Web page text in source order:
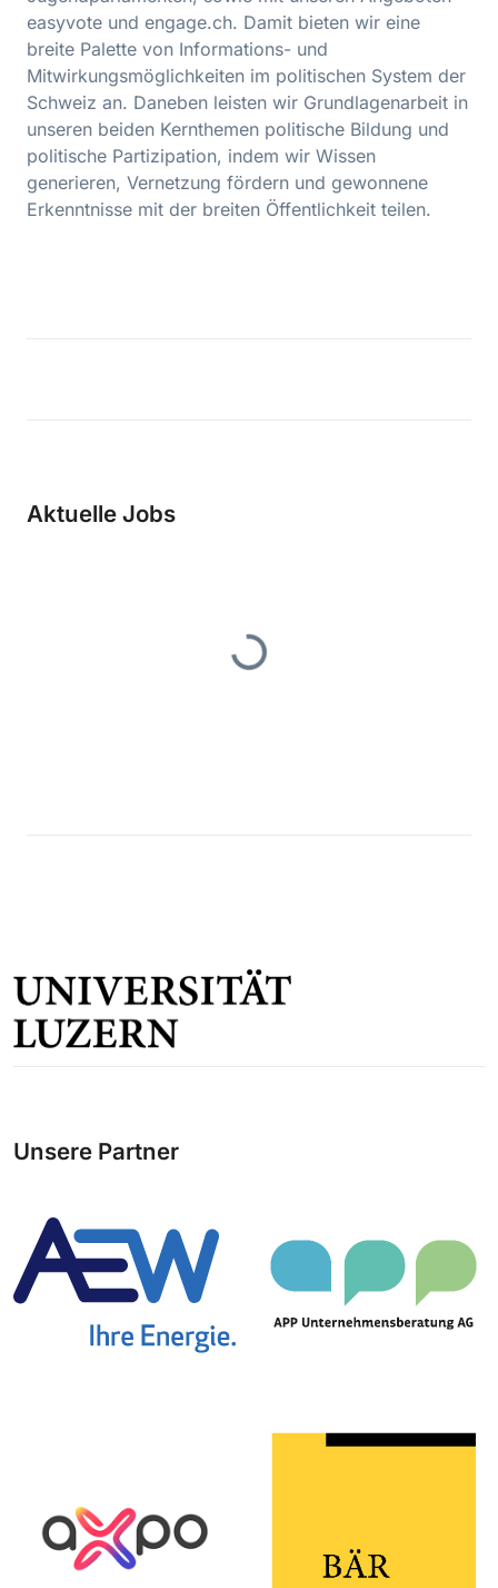
easyvote und engage.ch. Damit bieten wir eine
breite Palette von Informations- und
Mitwirkungsmöglichkeiten im politischen System der
Schweiz an. Daneben leisten wir Grundlagenarbeit in
unseren beiden Kernthemen politische Bildung und
politische Partizipation, indem wir Wissen
generieren, Vernetzung fördern und gewonnene
Erkenntnisse mit der breiten Öffentlichkeit teilen.
Aktuelle Jobs
Unsere Partner